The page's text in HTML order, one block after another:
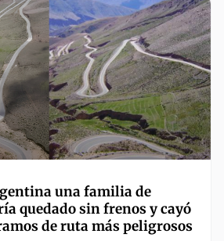
una familia de
quedado sin frenos y cayó
de ruta más peligrosos